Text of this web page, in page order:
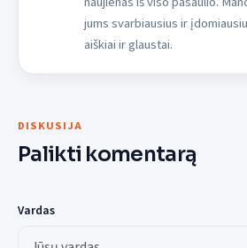
jums svarbiausius ir
aiškiai ir glaustai.
DISKUSIJA
Palikti komentarą
Vardas